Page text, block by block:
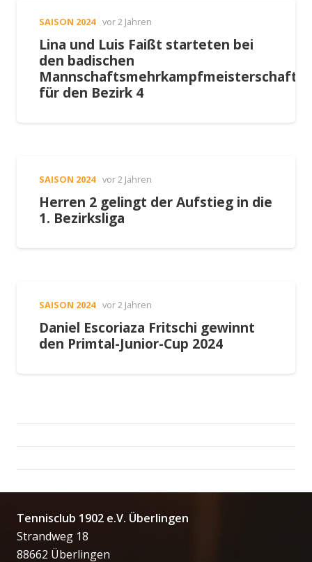
SAISON 2024 vor 2 Jahren
Lina und Luis Faißt starteten bei
den badischen
für den Bezirk 4
SAISON 2024 vor 2 Jahren
Herren 2 gelingt der Aufstieg in die
1. Bezirksliga
SAISON 2024 vor 2 Jahren
Daniel Escoriaza Fritschi gewinnt
den Primtal-Junior-Cup 2024
Tennisclub 1902 e.V. Überlingen
Strandweg 18
88662 Überlingen